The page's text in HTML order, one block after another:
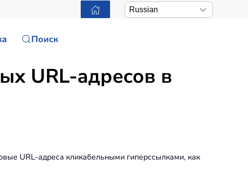
Поиск
URL-адресов в
URL-адреса кликабельными гиперссылками, как